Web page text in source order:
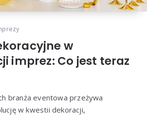
w
imprez: Co jest teraz
branża eventowa przeżywa
w kwestii dekoracji,